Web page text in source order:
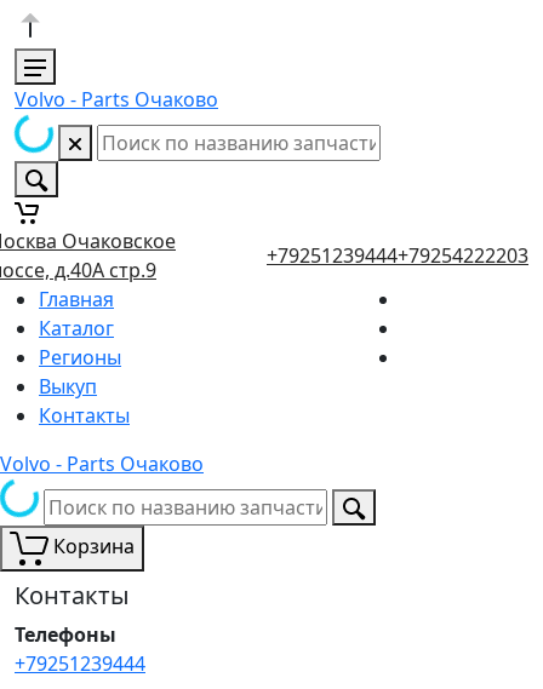
Volvo - Parts Очаково
Очаковское
д.40А стр.9
+79251239444+79254222203
Главная
Каталог
Регионы
Выкуп
Контакты
Volvo - Parts Очаково
Корзина
Контакты
Телефоны
+79251239444